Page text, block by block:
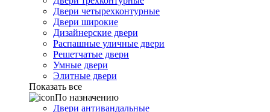
Двери четырехконтурные
Двери широкие
Дизайнерские двери
Распашные уличные двери
Решетчатые двери
Умные двери
Элитные двери
Показать все
По назначению
Двери антивандальные